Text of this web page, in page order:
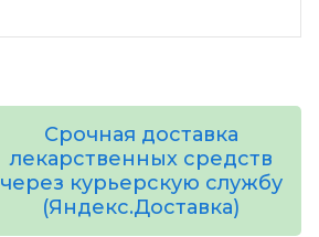
Срочная доставка
лекарственных средств
через курьерскую службу
(Яндекс.Доставка)